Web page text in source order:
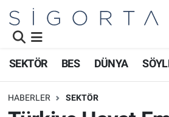
SEKTÖR BES DÜNYA
HABERLER SEKTÖR
Namaz Vakitleri